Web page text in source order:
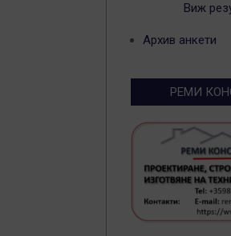
Виж
Архив анкети
РЕМИ